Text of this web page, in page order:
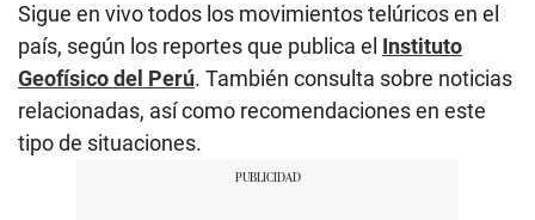
Sigue en vivo todos los movimientos telúricos en el
país, según los reportes que publica el Instituto
Geofísico del Perú. También consulta sobre noticias
relacionadas, así como recomendaciones en este
tipo de situaciones.